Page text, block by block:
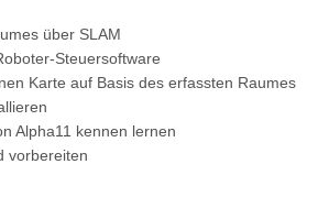
über SLAM
Steuersoftware
Karte auf Basis des erfassten Raumes
Alpha11 kennen lernen
vorbereiten